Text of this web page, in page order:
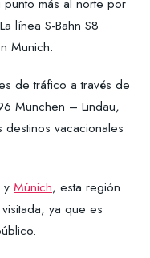
línea S-Bahn S8
Munich.
de tráfico a través de
München – Lindau,
vacacionales
y Múnich, esta región
ya que es